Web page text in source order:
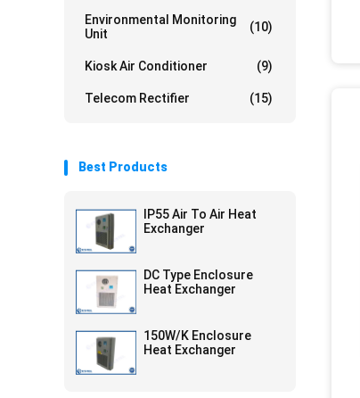
Environmental Monitoring
Unit
(10)
Kiosk Air Conditioner (9)
Telecom Rectifier (15)
Best Products
IP55 Air To Air Heat
Exchanger
DC Type Enclosure
Heat Exchanger
150W/K Enclosure
Heat Exchanger